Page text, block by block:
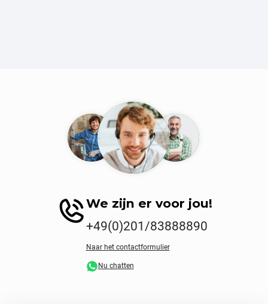
We zijn er voor jou!
+49(0)201/83888890
Naar het contactformulier
Nu chatten